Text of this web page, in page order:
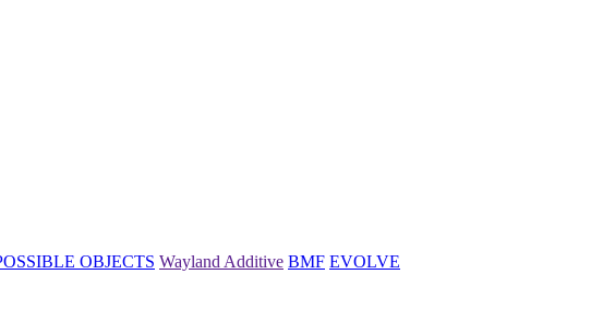
OBJECTS Wayland Additive BMF EVOLVE